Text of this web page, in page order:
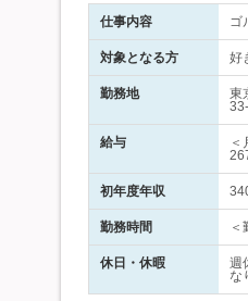
仕事内容 ゴ
対象となる方 好
勤務地
東
給与
初年度年収
勤務時間
休日・休暇
週
な